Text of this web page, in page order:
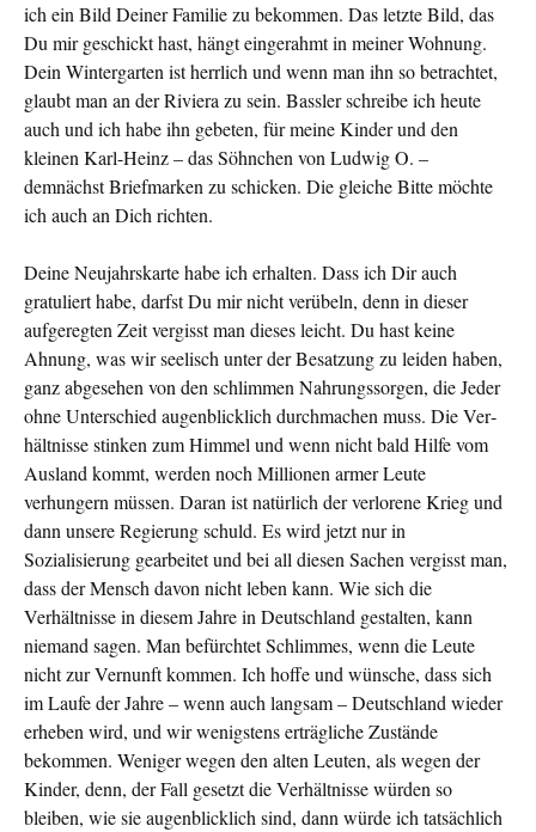
ich ein Bild Deiner Familie zu bekommen. Das letzte Bild, das
Du mir geschickt hast, hängt eingerahmt in meiner Wohnung.
Dein Wintergarten ist herrlich und wenn man ihn so betrachtet,
glaubt man an der Riviera zu sein. Bassler schreibe ich heute
auch und ich habe ihn gebeten, für meine Kinder und den
kleinen Karl-Heinz – das Söhnchen von Ludwig O. –
demnächst Briefmarken zu schicken. Die gleiche Bitte möchte
ich auch an Dich richten.
Deine Neujahrskarte habe ich erhalten. Dass ich Dir auch
gratuliert habe, darfst Du mir nicht verübeln, denn in dieser
aufgeregten Zeit vergisst man dieses leicht. Du hast keine
Ahnung, was wir seelisch unter der Besatzung zu leiden haben,
ganz abgesehen von den schlimmen Nahrungssorgen, die Jeder
ohne Unterschied augenblicklich durchmachen muss. Die Ver­
hältnisse stinken zum Himmel und wenn nicht bald Hilfe vom
Ausland kommt, werden noch Millionen armer Leute
verhungern müssen. Daran ist natürlich der verlorene Krieg und
dann unsere Regierung schuld. Es wird jetzt nur in
Sozialisierung gearbeitet und bei all diesen Sachen vergisst man,
dass der Mensch davon nicht leben kann. Wie sich die
Verhältnisse in diesem Jahre in Deutschland gestalten, kann
niemand sagen. Man befürchtet Schlimmes, wenn die Leute
nicht zur Vernunft kommen. Ich hoffe und wünsche, dass sich
im Laufe der Jahre – wenn auch langsam – Deutschland wieder
erheben wird, und wir wenigstens erträgliche Zustände
bekommen. Weniger wegen den alten Leuten, als wegen der
Kinder, denn, der Fall gesetzt die Verhältnisse würden so
bleiben, wie sie augenblicklich sind, dann würde ich tatsächlich